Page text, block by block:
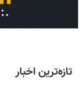
تازه‌ترین اخبار